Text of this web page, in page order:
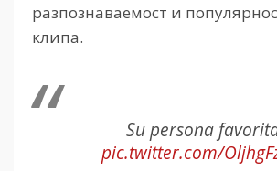
разпознаваемост и
клипа.
Su persona
pic.twitter.com/